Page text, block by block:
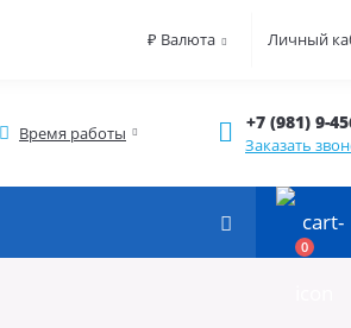
₽ Валюта Личный
Время работы +7 (981) 9-
Заказать
0